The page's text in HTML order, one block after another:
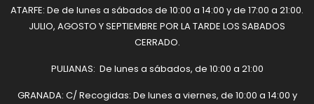
ATARFE: De de lunes a sábados de 10:00 a 14:00 y de 17:00 a 21:00.
JULIO, AGOSTO Y SEPTIEMBRE POR LA TARDE LOS SABADOS
CERRADO.
PULIANAS: De lunes a sábados, de 10:00 a 21:00
GRANADA: C/ Recogidas: De lunes a viernes, de 10:00 a 14:00 y